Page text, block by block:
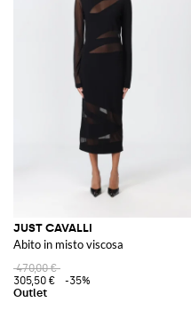
JUST CAVALLI
Abito in misto viscosa
470,00 €
305,50 €
-35%